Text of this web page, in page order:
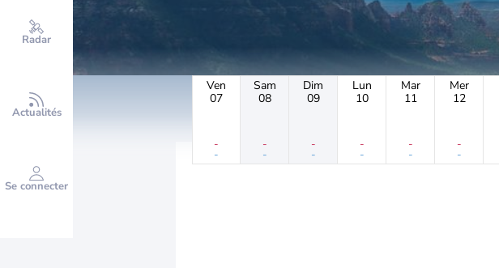
Radar
Actualités
Se connecter
Ven
07
-
-
Sam
08
-
-
Dim
09
-
-
Lun
10
-
-
Mar
11
-
-
Mer
12
-
-